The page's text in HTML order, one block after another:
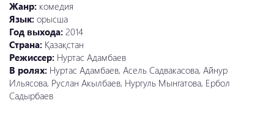
Жанр: комедия
Язык: орысша
Год выхода: 2014
Страна: Қазақстан
Режиссер: Нуртас Адамбаев
В ролях: Нуртас Адамбаев, Асель Садвакасова, Айнур
Ильясова, Руслан Акылбаев, Нургуль Мынгатова, Ербол
Садырбаев